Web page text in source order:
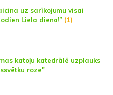
uz sarīkojumu visai
Liela diena!” (1)
katoļu katedrālē uzplauks
roze"